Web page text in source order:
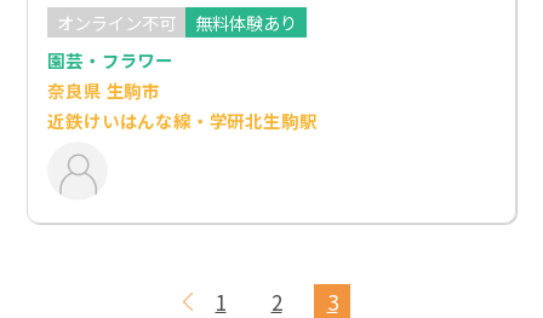
オンライン不可
無料体験あり
園芸・フラワー
奈良県 生駒市
近鉄けいはんな線・学研北生駒駅
1 2 3